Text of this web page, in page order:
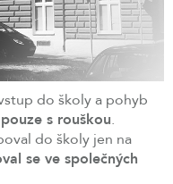
do školy a pohyb
pouze s rouškou.
do školy jen na
se ve společných